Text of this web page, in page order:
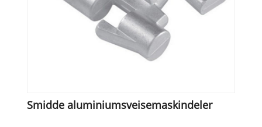
Smidde aluminiumsveisemaskindeler